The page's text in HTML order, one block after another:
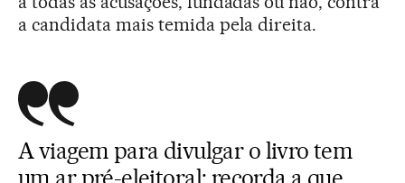
a candidata mais temida pela direita.
A viagem para divulgar o livro tem